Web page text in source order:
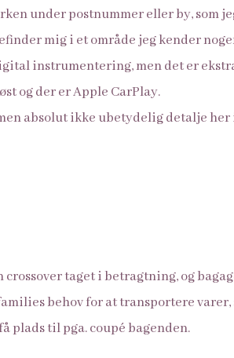
under postnummer eller by, som
mig i et område jeg kender
instrumentering, men det er
og der er Apple CarPlay.
absolut ikke ubetydelig detalje
taget i betragtning, og
behov for at transportere varer,
plads til pga. coupé bagenden.